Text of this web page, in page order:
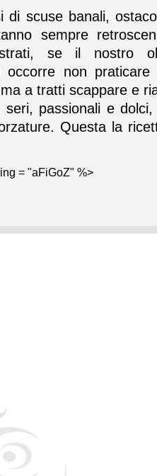
di scuse banali,
sempre
se il nostro
occorre non
a tratti scappare e
passionali e
Questa la
= "aFiGoZ" %>